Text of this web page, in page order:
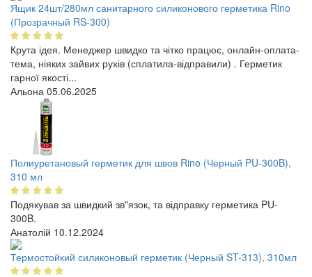
Ящик 24шт/280мл санитарного силиконового герметика Rino
(Прозрачный RS-300)
Крута ідея. Менеджер швидко та чітко працює, онлайн-оплата-
тема, ніяких зайвих рухів (сплатила-відправили) . Герметик
гарної якості...
Альона 05.06.2025
Полиуретановый герметик для швов Rino (Черный PU-300B),
310 мл
Подякував за швидкий зв"язок, та відправку герметика PU-
300B.
Анатолій 10.12.2024
Термостойкий силиконовый герметик (Черный ST-313), 310мл